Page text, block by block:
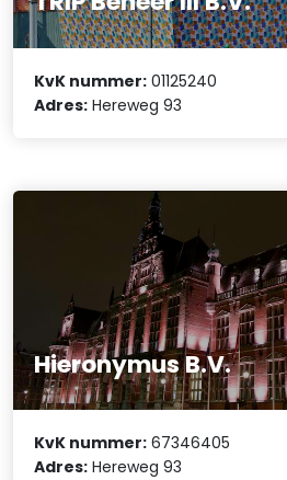
KvK nummer: 01125240
Adres: Hereweg 93
Hieronymus B.V.
KvK nummer: 67346405
Adres: Hereweg 93